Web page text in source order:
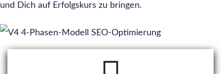
und Dich auf Erfolgskurs zu bringen.